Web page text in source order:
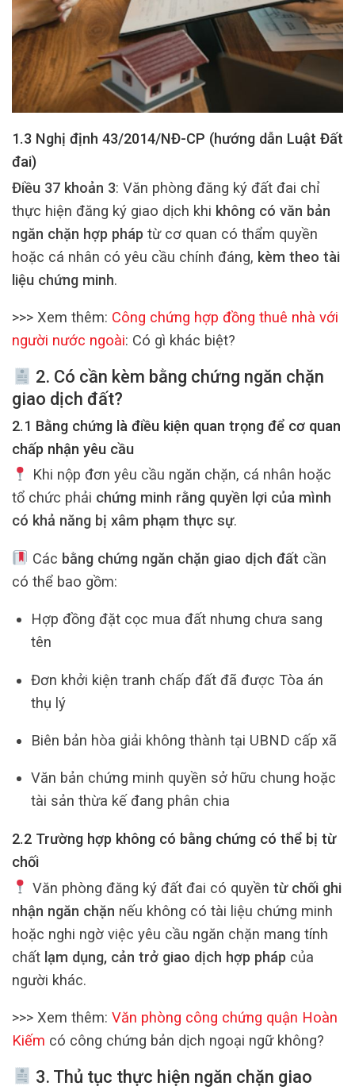
1.3 Nghị định 43/2014/NĐ-CP (hướng dẫn Luật Đất
đai)
Điều 37 khoản 3: Văn phòng đăng ký đất đai chỉ
thực hiện đăng ký giao dịch khi không có văn bản
ngăn chặn hợp pháp từ cơ quan có thẩm quyền
hoặc cá nhân có yêu cầu chính đáng, kèm theo tài
liệu chứng minh.
>>> Xem thêm: Công chứng hợp đồng thuê nhà với
người nước ngoài: Có gì khác biệt?
2. Có cần kèm bằng chứng ngăn chặn
giao dịch đất?
2.1 Bằng chứng là điều kiện quan trọng để cơ quan
chấp nhận yêu cầu
Khi nộp đơn yêu cầu ngăn chặn, cá nhân hoặc
tổ chức phải chứng minh rằng quyền lợi của mình
có khả năng bị xâm phạm thực sự.
Các bằng chứng ngăn chặn giao dịch đất cần
có thể bao gồm:
Hợp đồng đặt cọc mua đất nhưng chưa sang
tên
Đơn khởi kiện tranh chấp đất đã được Tòa án
thụ lý
Biên bản hòa giải không thành tại UBND cấp xã
Văn bản chứng minh quyền sở hữu chung hoặc
tài sản thừa kế đang phân chia
2.2 Trường hợp không có bằng chứng có thể bị từ
chối
Văn phòng đăng ký đất đai có quyền từ chối ghi
nhận ngăn chặn nếu không có tài liệu chứng minh
hoặc nghi ngờ việc yêu cầu ngăn chặn mang tính
chất lạm dụng, cản trở giao dịch hợp pháp của
người khác.
>>> Xem thêm: Văn phòng công chứng quận Hoàn
Kiếm có công chứng bản dịch ngoại ngữ không?
3. Thủ tục thực hiện ngăn chặn giao